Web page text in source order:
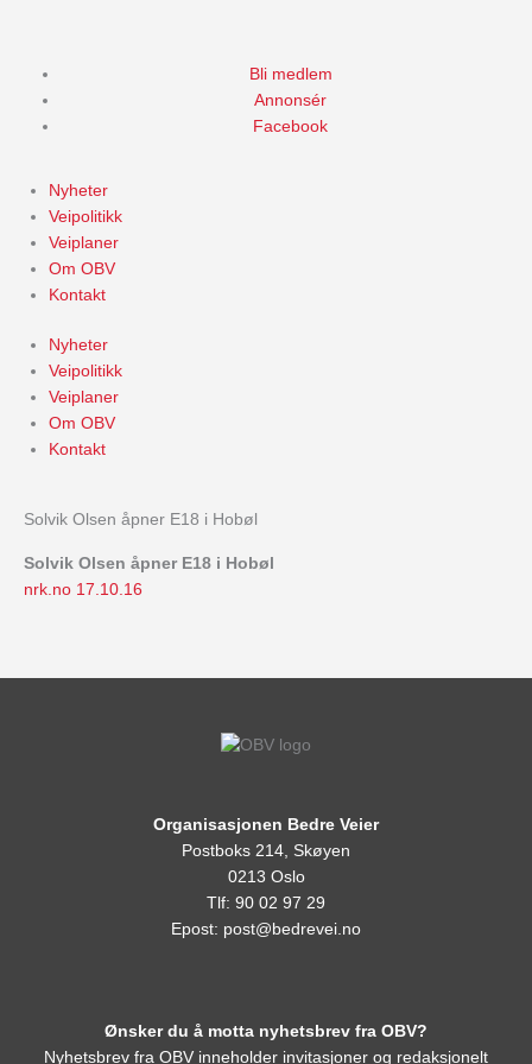
Bli medlem
Annonsér
Facebook
Nyheter
Veipolitikk
Veiplaner
Om OBV
Kontakt
Nyheter
Veipolitikk
Veiplaner
Om OBV
Kontakt
Solvik Olsen åpner E18 i Hobøl
Solvik Olsen åpner E18 i Hobøl
nrk.no 17.10.16
Organisasjonen Bedre Veier
Postboks 214, Skøyen
0213 Oslo
Tlf: 90 02 97 29
Epost: post@bedrevei.no
Ønsker du å motta nyhetsbrev fra OBV?
Nyhetsbrev fra OBV inneholder invitasjoner og redaksjonelt